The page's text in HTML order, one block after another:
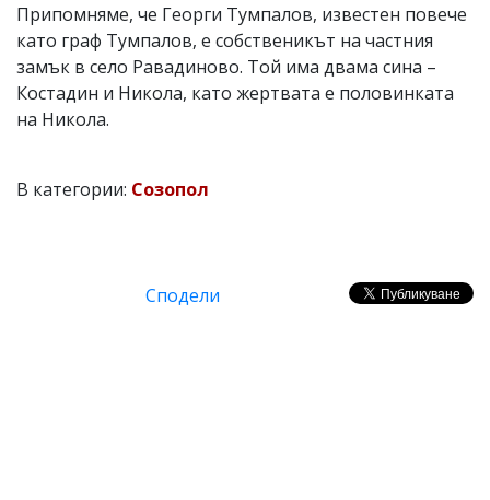
Припомняме, че Георги Тумпалов, известен повече
като граф Тумпалов, е собственикът на частния
замък в село Равадиново. Той има двама сина –
Костадин и Никола, като жертвата е половинката
на Никола.
В категории: Созопол
Сподели